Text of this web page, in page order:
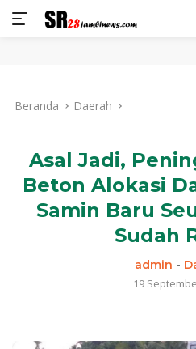
kontenBeranda Daerah
Asal Jadi,
Beton Alokasi
Samin Baru
Sudah
admin -
19